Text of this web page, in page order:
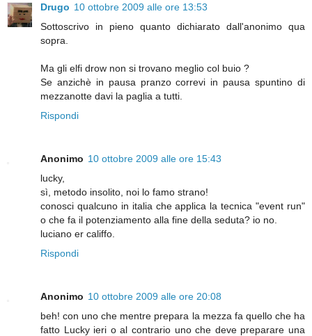
Drugo 10 ottobre 2009 alle ore 13:53
Sottoscrivo in pieno quanto dichiarato dall'anonimo qua
sopra.
Ma gli elfi drow non si trovano meglio col buio ?
Se anzichè in pausa pranzo correvi in pausa spuntino di
mezzanotte davi la paglia a tutti.
Rispondi
Anonimo 10 ottobre 2009 alle ore 15:43
lucky,
sì, metodo insolito, noi lo famo strano!
conosci qualcuno in italia che applica la tecnica "event run"
o che fa il potenziamento alla fine della seduta? io no.
luciano er califfo.
Rispondi
Anonimo 10 ottobre 2009 alle ore 20:08
beh! con uno che mentre prepara la mezza fa quello che ha
fatto Lucky ieri o al contrario uno che deve preparare una